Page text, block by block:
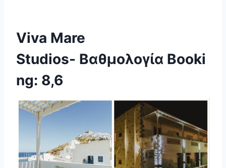
Viva Mare
Studios- Βαθμολογία Booki
ng: 8,6